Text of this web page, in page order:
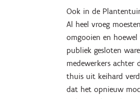
Ook in de
Al heel vroeg
omgooien en
publiek gesloten
medewerkers achter
thuis uit keihard
dat het opnieuw